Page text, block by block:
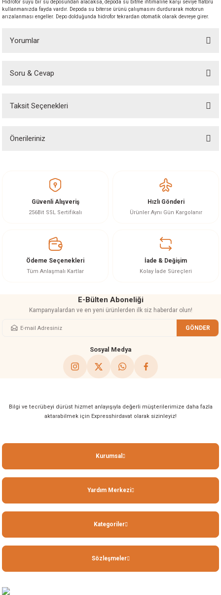
Hidrofor suyu bir su deposundan alacaksa, depoda su bitme ihtimaline karşı seviye flatörü
kullanmanızda fayda vardır. Depoda su biterse ürünü çalışmasını durdurarak motorun
arızalanması engeller. Depo dolduğunda hidrofor tekrardan otomatik olarak devreye girer.
Yorumlar
Soru & Cevap
Ürün hakkında henüz soru sorulmamış.
Taksit Seçenekleri
Önerileriniz
Görüş ve önerileriniz için teşekkür ederiz.
Ürün resmi kalitesiz, bozuk veya görüntülenemiyor.
Ürün bilgilerinde hatalar bulunuyor.
Bu ürüne benzer farklı alternatifler olmalı.
Güvenli Alışveriş
256Bit SSL Sertifikalı
Hızlı Gönderi
Ürünler Aynı Gün Kargolanır
Ödeme Seçenekleri
Tüm Anlaşmalı Kartlar
İade & Değişim
Kolay İade Süreçleri
E-Bülten Aboneliği
Kampanyalardan ve en yeni ürünlerden ilk siz haberdar olun!
GÖNDER
Sosyal Medya
Bilgi ve tecrübeyi dürüst hizmet anlayışıyla değerli müşterilerimize daha fazla
aktarabilmek için Expresshirdavat olarak sizinleyiz!
Kurumsal
Yardım Merkezi
Kategoriler
Sözleşmeler